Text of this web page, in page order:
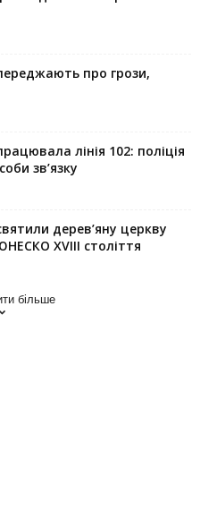
про грози,
лінія 102: поліція
зв’язку
дерев’яну церкву
XVIII століття
більше